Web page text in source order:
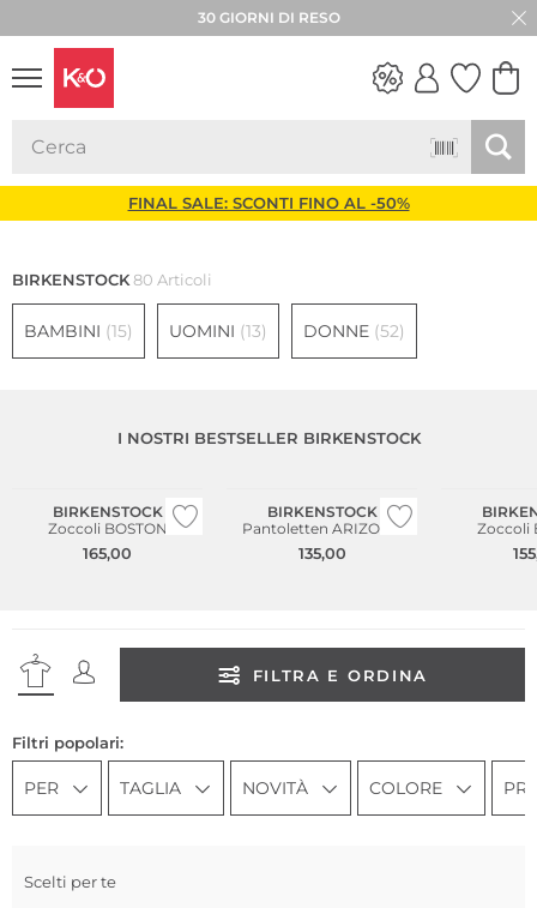
30 GIORNI DI RESO
FINAL SALE: SCONTI FINO AL -50%
BIRKENSTOCK80 Articoli
BAMBINI (15) UOMINI (13) DONNE (52)
I NOSTRI BESTSELLER BIRKENSTOCK
BIRKENSTOCK
Zoccoli BOSTON
165,00
BIRKENSTOCK
Pantoletten ARIZONA
135,00
Zoccoli
FILTRA E ORDINA
Filtri popolari:
PER TAGLIA NOVITÀ COLORE
Scelti per te